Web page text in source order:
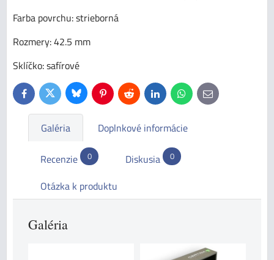
Farba povrchu: strieborná
Rozmery: 42.5 mm
Sklíčko: safírové
FacebookTwitterBlueskyPinterestReddit LinkedInWhatsApp
E-
mail
Galéria Doplnkové informácie
Recenzie 0 Diskusia 0
Otázka k produktu
Galéria